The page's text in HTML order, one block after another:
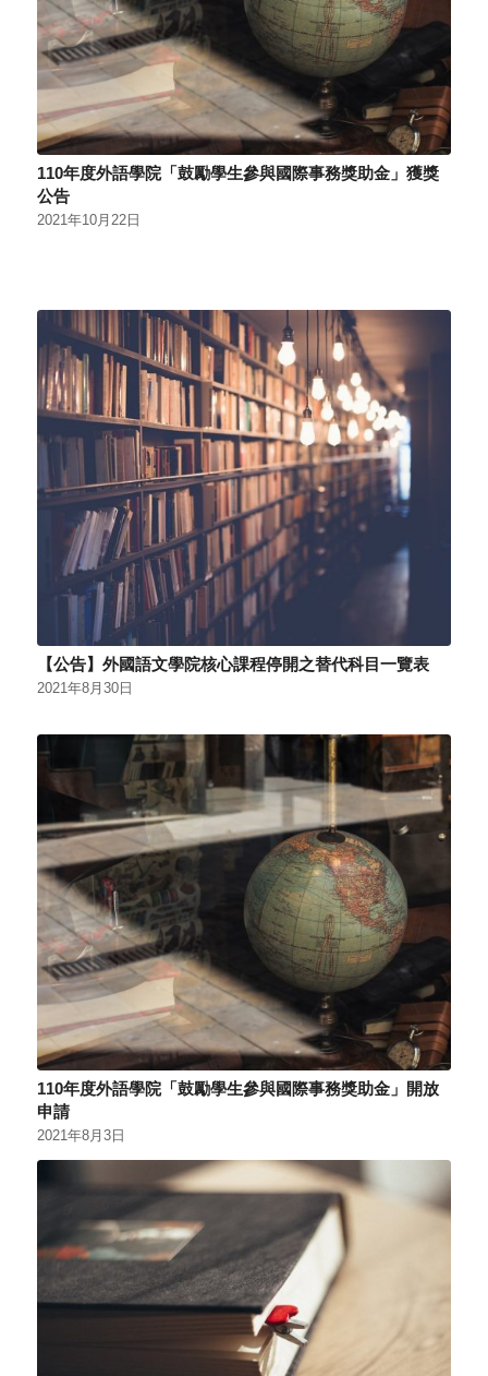
110年度外語學院「鼓勵學生參與國際事務獎助金」獲獎
公告
2021年10月22日
【公告】外國語文學院核心課程停開之替代科目一覽表
2021年8月30日
110年度外語學院「鼓勵學生參與國際事務獎助金」開放
申請
2021年8月3日